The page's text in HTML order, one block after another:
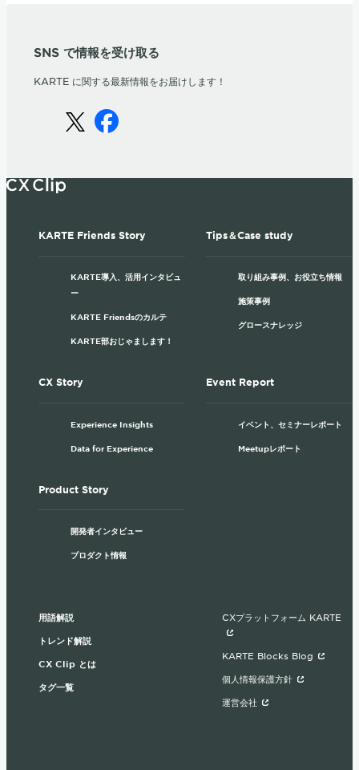
SNS で情報を受け取る
KARTE に関する最新情報をお届けします！
KARTE Friends Story
KARTE導入、活用インタビュ
ー
KARTE Friendsのカルテ
KARTE部おじゃまします！
Tips＆Case study
取り組み事例、お役立ち情報
施策事例
グロースナレッジ
CX Story
Experience Insights
Data for Experience
Event Report
イベント、セミナーレポート
Meetupレポート
Product Story
開発者インタビュー
プロダクト情報
用語解説
トレンド解説
CX Clip とは
タグ一覧
CXプラットフォーム KARTE
KARTE Blocks Blog
個人情報保護方針
運営会社